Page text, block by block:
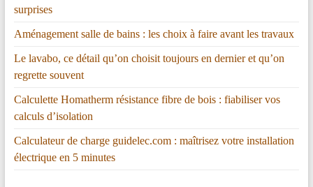
surprises
Aménagement salle de bains : les choix à faire avant les travaux
Le lavabo, ce détail qu’on choisit toujours en dernier et qu’on
regrette souvent
Calculette Homatherm résistance fibre de bois : fiabiliser vos
calculs d’isolation
Calculateur de charge guidelec.com : maîtrisez votre installation
électrique en 5 minutes